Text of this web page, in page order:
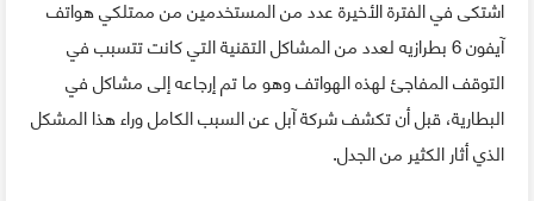
اشتكى في الفترة الأخيرة عدد من المستخدمين من ممتلكي هواتف
آيفون 6 بطرازيه لعدد من المشاكل التقنية التي كانت تتسبب في
التوقف المفاجئ لهذه الهواتف وهو ما تم إرجاعه إلى مشاكل في
البطارية، قبل أن تكشف شركة آبل عن السبب الكامل وراء هذا المشكل
الذي أثار الكثير من الجدل.